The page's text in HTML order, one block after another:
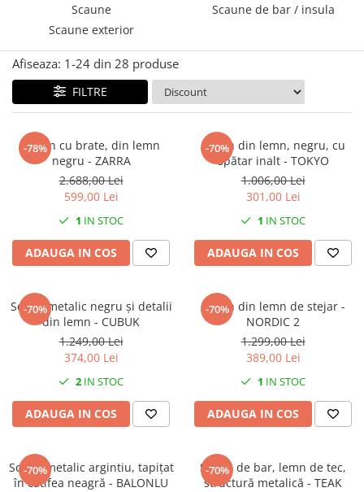
Console dormitor
Fotolii dormitor
Noptiere
Mobila dining
Console extensibile
Scaune
Covoare dining
Mese
Mese HORECA
Scaune de bar / insula
Scaune exterior
Mobila hol
Comode hol
Cuiere
Oglinzi hol
Suport Umbrele
Console hol
Ceasuri
Accesorii decorative
Rame foto
Ghivece si jardiniere
Scaune
Scaune de bar / insula
Scaune exterior
Afiseaza: 1-24 din 28 produse
FILTRE
-78%
Scaun cu brate, din lemn
negru - ZARRA
2.688,00 Lei
599,00 Lei
1 IN STOC
ADAUGA IN COS
-70%
Scaun din lemn, negru, cu
spătar inalt - TOKYO
1.006,00 Lei
301,00 Lei
1 IN STOC
ADAUGA IN COS
-70%
Scaun metalic negru și detalii
din lemn - CUBUK
1.249,00 Lei
374,00 Lei
2 IN STOC
ADAUGA IN COS
-70%
Scaun din lemn de stejar -
NORDIC 2
1.299,00 Lei
389,00 Lei
1 IN STOC
ADAUGA IN COS
-70%
Scaun metalic argintiu, tapițat
în catifea neagră - BALONLU
-70%
Scaun de bar, lemn de tec,
structură metalică - TEAK